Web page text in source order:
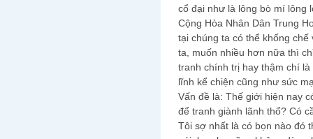
cổ đại như là lông bò mí lông
Cộng Hòa Nhân Dân Trung
tại chúng ta có thể khống
ta, muốn nhiều hơn nữa thì
tranh chính trị hay thậm chí
lĩnh kể chiện cũng như sức
Vấn đề là: Thế giới hiện nay
để tranh giành lãnh thổ? Có
Tôi sợ nhất là có bọn nào đó